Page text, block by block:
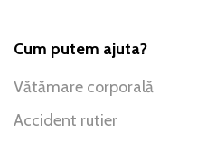
Cum putem ajuta?
Vătămare corporală
Accident rutier